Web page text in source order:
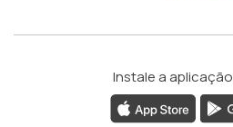
Instale a aplicação